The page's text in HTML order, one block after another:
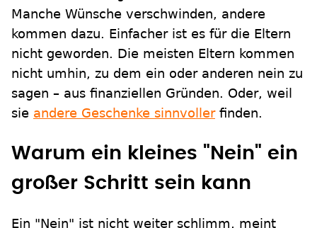
Manche Wünsche verschwinden, andere
kommen dazu. Einfacher ist es für die Eltern
nicht geworden. Die meisten Eltern kommen
nicht umhin, zu dem ein oder anderen nein zu
sagen – aus finanziellen Gründen. Oder, weil
sie andere Geschenke sinnvollerfinden.
Warum ein kleines "Nein" ein
großer Schritt sein kann
Ein "Nein" ist nicht weiter schlimm, meint